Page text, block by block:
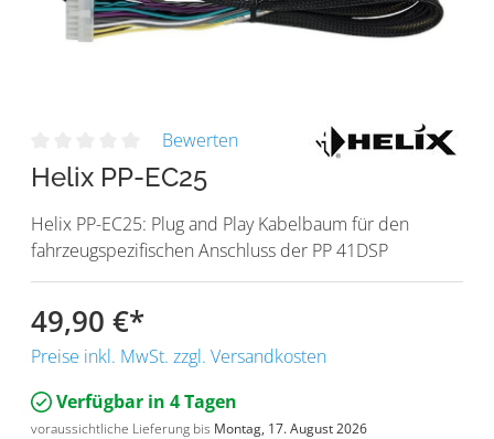
Bewerten
Helix PP-EC25
Helix PP-EC25: Plug and Play Kabelbaum für den
fahrzeugspezifischen Anschluss der PP 41DSP
49,90 €*
Preise inkl. MwSt. zzgl. Versandkosten
Verfügbar in 4 Tagen
voraussichtliche Lieferung bis Montag, 17. August 2026